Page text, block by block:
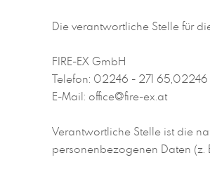
Die verantwortliche Stelle für
FIRE-EX GmbH
Telefon: 02246 - 271 65,02246
E-Mail: office@fire-ex.at
Verantwortliche Stelle ist die
personenbezogenen Daten (z.